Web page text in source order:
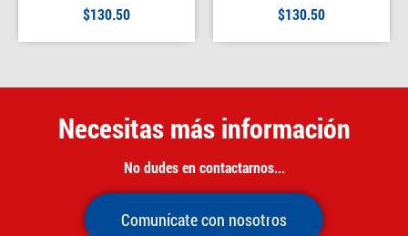
$130.50 $130.50
Necesitas más información
No dudes en contactarnos...
Comunícate con nosotros